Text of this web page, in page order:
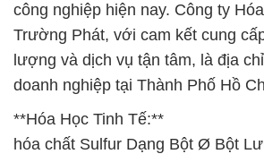
công nghiệp hiện nay. Công ty
Trường Phát, với cam kết cung
lượng và dịch vụ tận tâm, là địa
doanh nghiệp tại Thành Phố Hồ
**Hóa Học Tinh Tế:**
hóa chất Sulfur Dạng Bột Ø Bột